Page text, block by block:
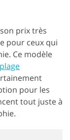
prix très
pour ceux qui
Ce modèle
pour les
tout juste à